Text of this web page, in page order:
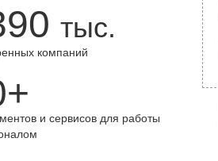
тыс.
компаний
и сервисов для работы